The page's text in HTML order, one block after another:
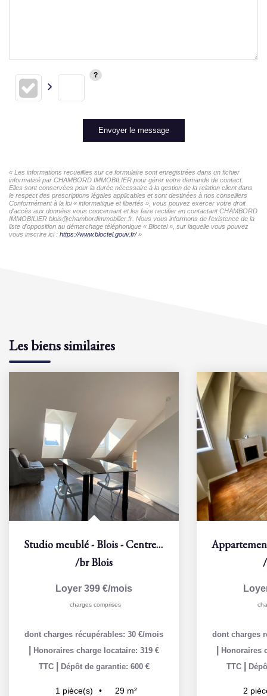
Envoyer le message
« Les informations recueillies sur ce formulaire sont enregistrées dans un fichier
informatisé par CHAMBORD IMMOBILIER pour gérer votre demande de contact.
Elles sont conservées pour la durée nécessaire à la gestion de la relation client dans
le respect des prescriptions légales applicables et sont destinées à nos conseillers
Conformément à la loi « informatique et libertés », vous pouvez exercer votre droit
d'accès aux données vous concernant et les faire rectifier en contactant CHAMBORD
IMMOBILIER blois@chambordimmobilier.fr. Nous vous informons de l'existence de la
liste d'opposition au démarchage téléphonique « Bloctel », sur laquelle vous pouvez
vous inscrire ici : https://www.bloctel.gouv.fr/»
Les biens similaires
Studio meublé - Blois - Centre-ville
/brBlois
Loyer 399 €/mois
charges comprises
dont charges récupérables: 30 €/mois
Honoraires charge locataire: 319 €
TTC
Dépôt de garantie: 600 €
1 pièce(s) 29 m²
dont charges
Honoraires
TTC
2